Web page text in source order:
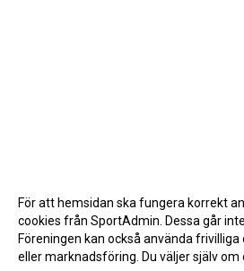
För att hemsidan ska fungera korrekt
cookies från SportAdmin. Dessa går
Föreningen kan också använda
eller marknadsföring. Du väljer själv om